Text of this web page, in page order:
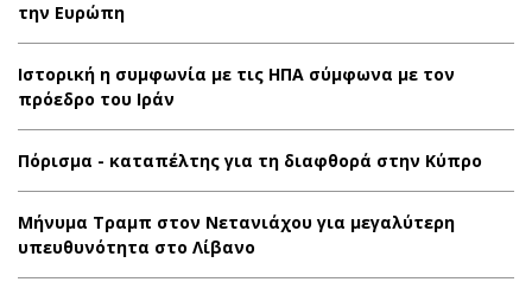
την Ευρώπη
Ιστορική η συμφωνία με τις ΗΠΑ σύμφωνα με τον
πρόεδρο του Ιράν
Πόρισμα - καταπέλτης για τη διαφθορά στην Κύπρο
Μήνυμα Τραμπ στον Νετανιάχου για μεγαλύτερη
υπευθυνότητα στο Λίβανο